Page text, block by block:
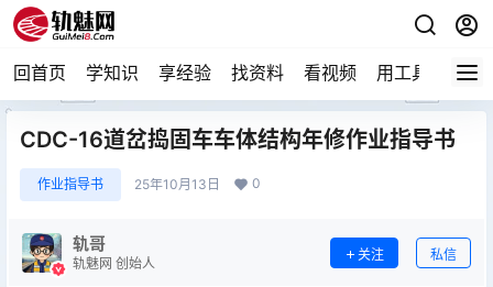
回首页 学知识 享经验 找资料 看视频 用工具 论技
CDC-16道岔捣固车车体结构年修作业指导书
作业指导书 25年10月13日 0
轨哥
轨魅网 创始人
关注 私信